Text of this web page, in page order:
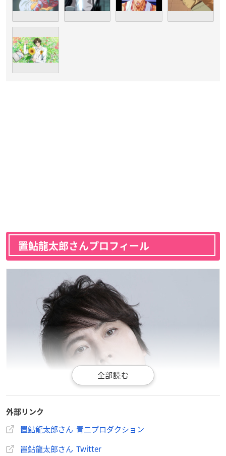
置鮎龍太郎さんプロフィール
外部リンク
置鮎龍太郎さん 青二プロダクション
置鮎龍太郎さん Twitter